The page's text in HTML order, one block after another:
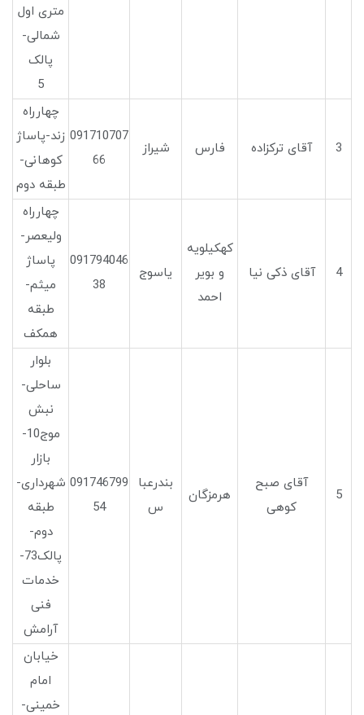
متری اول
شمالی-
پالک
5
3 آقای ترکزاده فارس شیراز
091710707
66
چهارراه
زند-پاساژ
کوهانی-
طبقه دوم
4 آقای ذکی نیا
کهکیلویه
و بویر
احمد
یاسوج
091794046
38
چهارراه
ولیعصر-
پاساژ
میثم-
طبقه
همکف
5
آقای صبح
کوهی
هرمزگان
بندرعبا
س
091746799
54
بلوار
ساحلی-
نبش
موج10-
بازار
شهرداری-
طبقه
دوم-
پالک73-
خدمات
فنی
آرامش
خیابان
امام
خمینی-